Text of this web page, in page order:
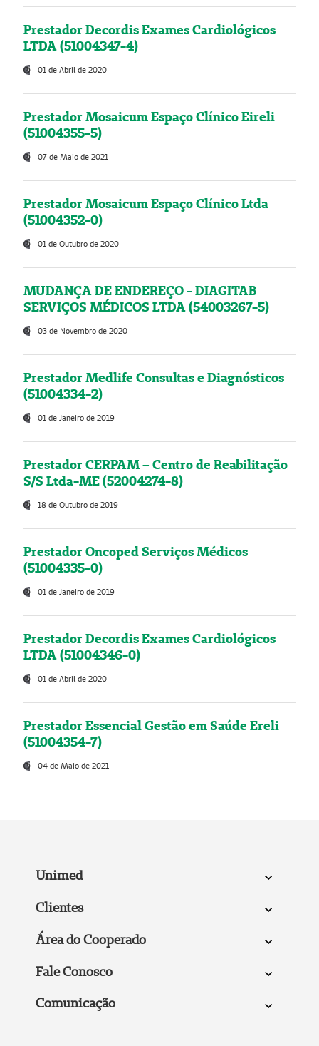
Prestador Decordis Exames Cardiológicos
LTDA (51004347-4)
01 de Abril de 2020
Prestador Mosaicum Espaço Clínico Eireli
(51004355-5)
07 de Maio de 2021
Prestador Mosaicum Espaço Clínico Ltda
(51004352-0)
01 de Outubro de 2020
MUDANÇA DE ENDEREÇO - DIAGITAB
SERVIÇOS MÉDICOS LTDA (54003267-5)
03 de Novembro de 2020
Prestador Medlife Consultas e Diagnósticos
(51004334-2)
01 de Janeiro de 2019
Prestador CERPAM – Centro de Reabilitação
S/S Ltda-ME (52004274-8)
18 de Outubro de 2019
Prestador Oncoped Serviços Médicos
(51004335-0)
01 de Janeiro de 2019
Prestador Decordis Exames Cardiológicos
LTDA (51004346-0)
01 de Abril de 2020
Prestador Essencial Gestão em Saúde Ereli
(51004354-7)
04 de Maio de 2021
Unimed
Clientes
Área do Cooperado
Fale Conosco
Comunicação